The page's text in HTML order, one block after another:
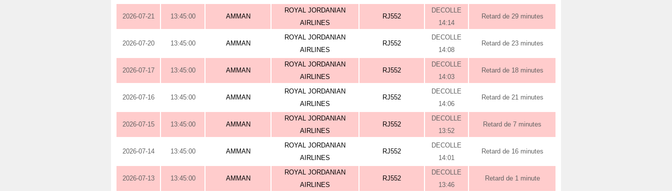
2026-07-21 13:45:00 AMMAN
ROYAL JORDANIAN
AIRLINES
RJ552
DECOLLE
14:14
Retard de 29 minutes
2026-07-20 13:45:00 AMMAN
ROYAL JORDANIAN
AIRLINES
RJ552
DECOLLE
14:08
Retard de 23 minutes
2026-07-17 13:45:00 AMMAN
ROYAL JORDANIAN
AIRLINES
RJ552
DECOLLE
14:03
Retard de 18 minutes
2026-07-16 13:45:00 AMMAN
ROYAL JORDANIAN
AIRLINES
RJ552
DECOLLE
14:06
Retard de 21 minutes
2026-07-15 13:45:00 AMMAN
ROYAL JORDANIAN
AIRLINES
RJ552
DECOLLE
13:52
Retard de 7 minutes
2026-07-14 13:45:00 AMMAN
ROYAL JORDANIAN
AIRLINES
RJ552
DECOLLE
14:01
Retard de 16 minutes
2026-07-13 13:45:00 AMMAN
ROYAL JORDANIAN
AIRLINES
RJ552
DECOLLE
13:46
Retard de 1 minute